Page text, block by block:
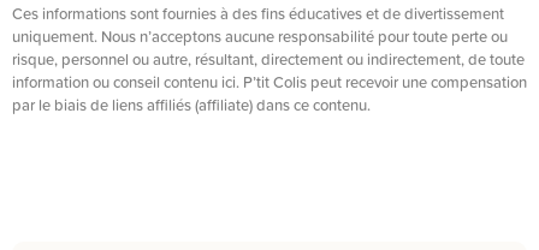
Ces informations sont fournies à des fins éducatives et de divertissement
uniquement. Nous n’acceptons aucune responsabilité pour toute perte ou
risque, personnel ou autre, résultant, directement ou indirectement, de toute
information ou conseil contenu ici. P’tit Colis peut recevoir une compensation
par le biais de liens affiliés (affiliate) dans ce contenu.